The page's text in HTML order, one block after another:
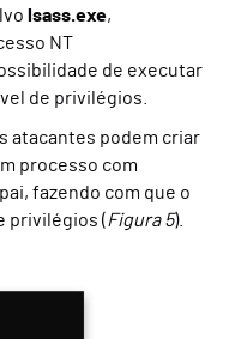
lsass.exe,
NT
de executar
de privilégios.
atacantes podem criar
processo com
fazendo com que o
privilégios (Figura 5).